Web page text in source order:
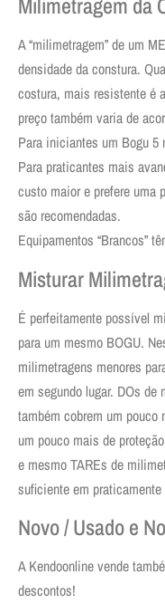
A “milimetragem” de um
densidade da constura.
costura, mais resistente é
preço também varia de
Para iniciantes um Bogu 5
Para praticantes mais
custo maior e prefere uma
são recomendadas.
Equipamentos “Brancos”
Misturar
É perfeitamente possível
para um mesmo BOGU.
milimetragens menores
em segundo lugar. DOs
também cobrem um
um pouco mais de
e mesmo TAREs de
suficiente em
Novo / Usado e
A Kendoonline vende
descontos!